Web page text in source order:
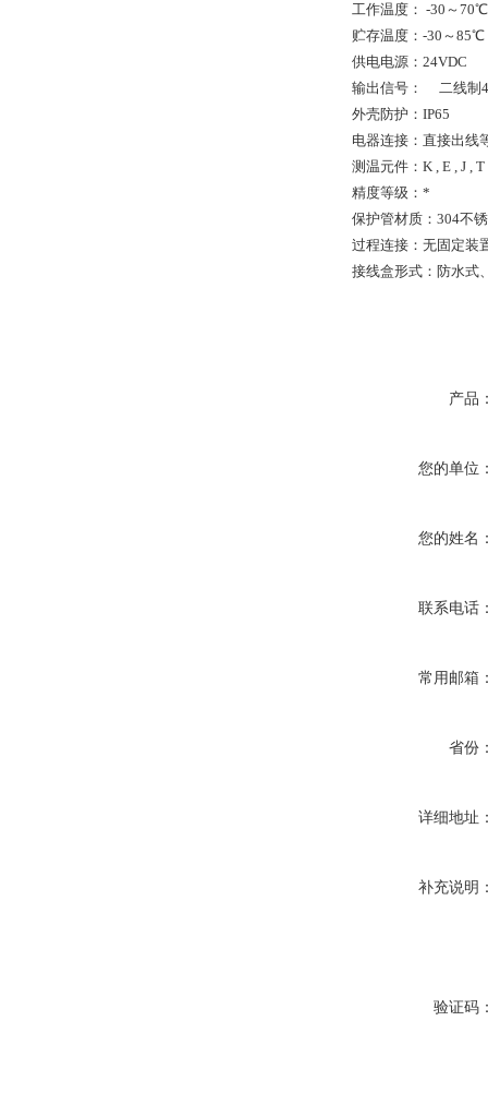
工作温度： -30～70℃
贮存温度：-30～85℃
供电电源：24VDC
输出信号： 二线制4
外壳防护：IP65
电器连接：直接出线
测温元件：K , E , J ,
精度等级：*
保护管材质：304不
过程连接：无固定装
接线盒形式：防水式
产品
您的单位
您的姓名
联系电话
常用邮箱
省份
详细地址
补充说明
验证码